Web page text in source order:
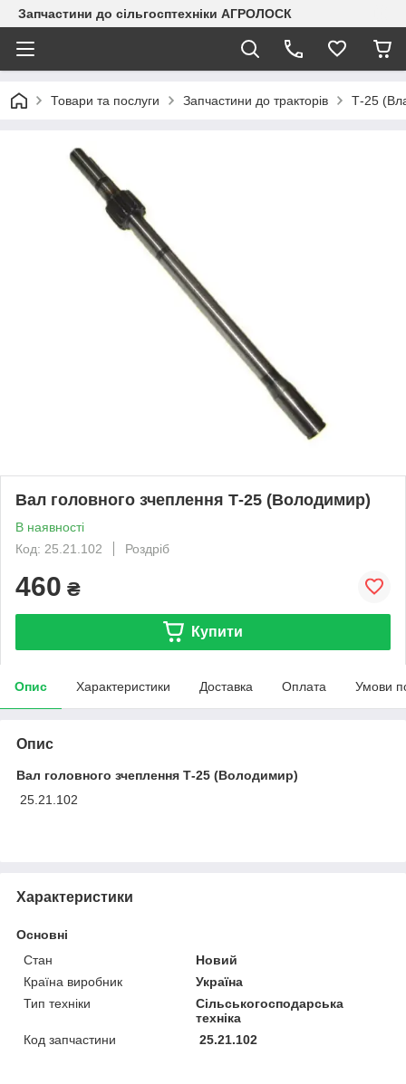
Запчастини до сільгосптехніки АГРОЛОСК
Товари та послуги Запчастини до тракторів Т-25
Вал головного зчеплення Т-25 (Володимир)
В наявності
Код: 25.21.102
Роздріб
460 ₴
Купити
Опис Характеристики Доставка Оплата Умови
Опис
Вал головного зчеплення Т-25 (Володимир)
25.21.102
Характеристики
Основні
Стан
Новий
Країна виробник
Україна
Тип техніки
Сільськогосподарська
техніка
Код запчастини
25.21.102